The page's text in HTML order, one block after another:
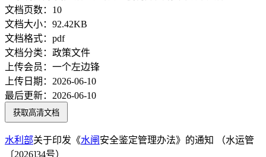
文档页数： 10
文档大小： 92.42KB
文档格式： pdf
文档分类： 政策文件
上传会员： 一个左边锋
上传日期： 2026-06-10
最后更新： 2026-06-10
获取高清文档
水利部关于印发《水闸 安全鉴定管理办法》的通知 （水运管
〔2026]34号）